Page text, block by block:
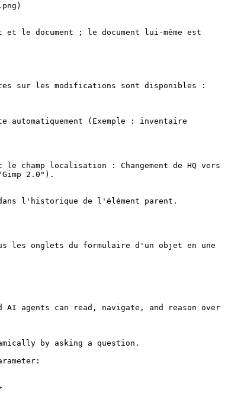
le document ; le document lui-même est
sur les modifications sont disponibles :
(Exemple : inventaire
localisation : Changement de HQ vers
2.0").
l'historique de l'élément parent.
les onglets du formulaire d'un objet en une
AI agents can read, navigate, and reason over
by asking a question.